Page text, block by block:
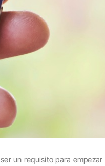
un requisito para empezar